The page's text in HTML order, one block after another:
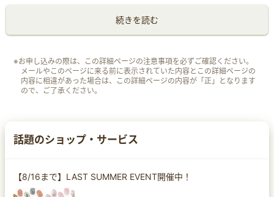
続きを読む
※お申し込みの際は、この詳細ページの注意事項を必ずご確認ください。
メールやこのページに来る前に表示されていた内容とこの詳細ページの
内容に相違があった場合は、この詳細ページの内容が「正」となります
ので、ご了承ください。
話題のショップ・サービス
【8/16まで】LAST SUMMER EVENT開催中！